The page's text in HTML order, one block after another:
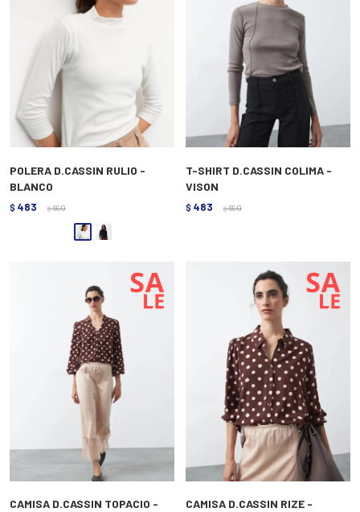
POLERA D.CASSIN RULIO -
BLANCO
$ 483 $ 690
T-SHIRT D.CASSIN COLIMA -
VISON
$ 483 $ 690
CAMISA D.CASSIN TOPACIO -
CAMISA D.CASSIN RIZE -